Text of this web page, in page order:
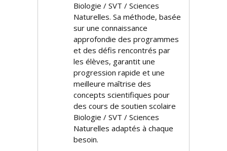
Biologie / SVT / Sciences
Naturelles. Sa méthode, basée
sur une connaissance
approfondie des programmes
et des défis rencontrés par
les élèves, garantit une
progression rapide et une
meilleure maîtrise des
concepts scientifiques pour
des cours de soutien scolaire
Biologie / SVT / Sciences
Naturelles adaptés à chaque
besoin.